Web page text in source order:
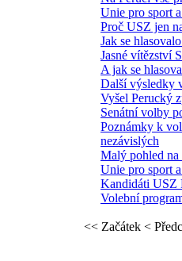
Unie pro sport
Proč USZ jen
Jak se
Jasné vítězství
A jak se
Další výsledky
Vyšel Perucký
Senátní volby
Poznámky k
nezávislých
Malý pohled
Unie pro sport
Kandidáti USZ
Volební
<< Začátek <